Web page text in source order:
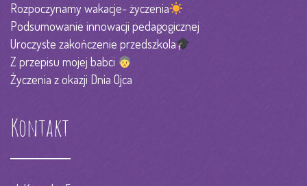
Rozpoczynamy wakacje- życzenia
Podsumowanie innowacji pedagogicznej
Uroczyste zakończenie przedszkola
Z przepisu mojej babci
Życzenia z okazji Dnia Ojca
Kontakt